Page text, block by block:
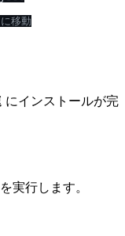
移動
にインストールが完
実行します。